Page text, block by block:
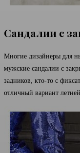
Сандалии с
Многие дизайнеры для
мужские сандалии с
задников, кто-то с
отличный вариант